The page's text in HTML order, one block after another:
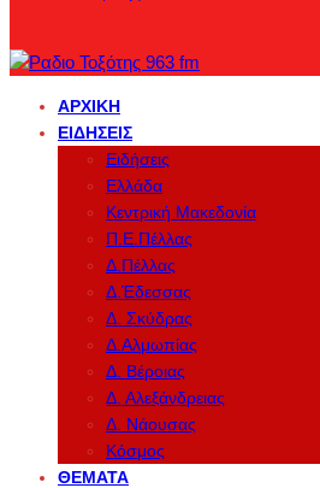
ΑΡΧΙΚΉ
ΕΙΔΉΣΕΙΣ
Ειδήσεις
Ελλάδα
Κεντρική Μακεδονία
Π.Ε.Πέλλας
Δ.Πέλλας
Δ.Έδεσσας
Δ. Σκύδρας
Δ.Αλμωπίας
Δ. Βέροιας
Δ. Αλεξάνδρειας
Δ. Νάουσας
Κόσμος
ΘΈΜΑΤΑ